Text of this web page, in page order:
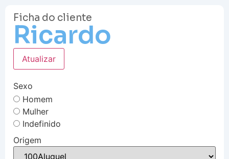
Ficha do cliente
Ricardo
Atualizar
Sexo
Homem
Mulher
Indefinido
Origem